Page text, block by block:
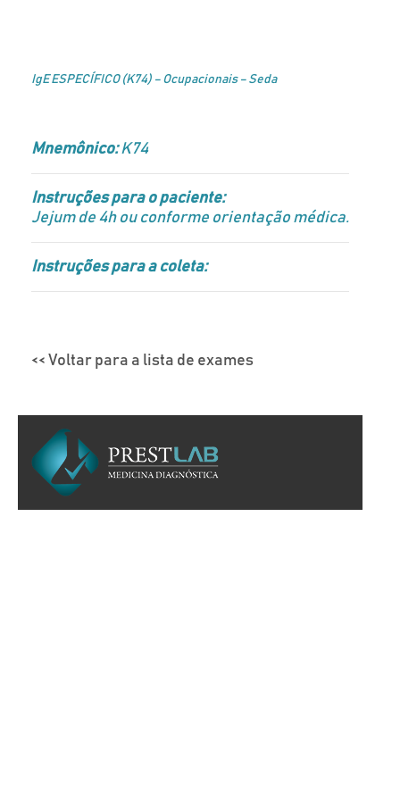
IgE ESPECÍFICO (K74) – Ocupacionais – Seda
Mnemônico:K74
Instruções para o paciente:
Jejum de 4h ou conforme orientação médica.
Instruções para a coleta:
<< Voltar para a lista de exames